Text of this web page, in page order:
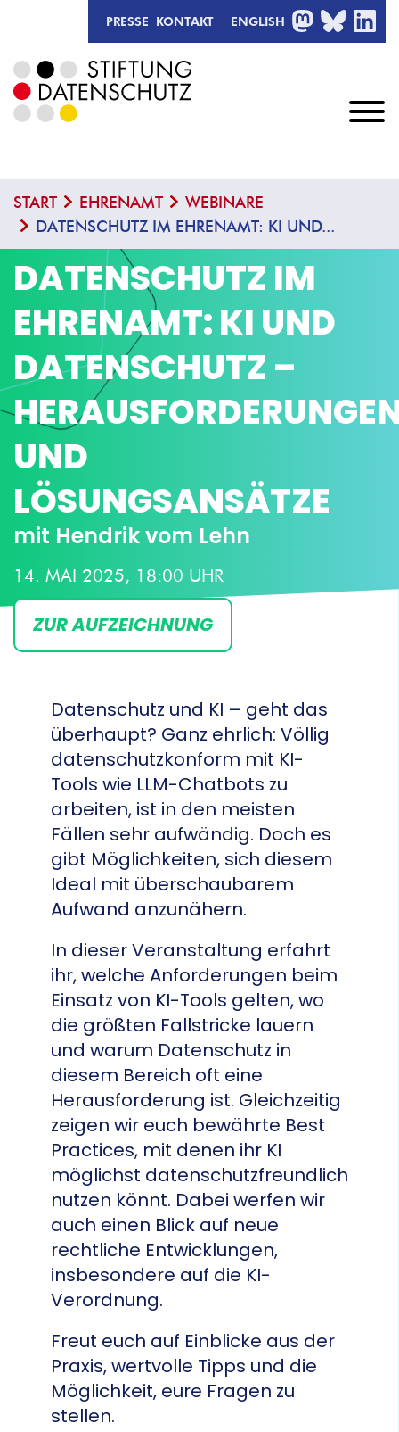
PRESSE KONTAKT ENGLISH MASTODON
BLUESKY
START EHRENAMT
WEBINARE
DATENSCHUTZ IM EHRENAMT: KI UND...
DATENSCHUTZ IM
EHRENAMT: KI UND
DATENSCHUTZ –
UND
LÖSUNGSANSÄTZE
mit Hendrik vom Lehn
14. MAI 2025, 18:00 UHR
ZUR AUFZEICHNUNG
Datenschutz und KI – geht das
überhaupt? Ganz ehrlich: Völlig
datenschutzkonform mit KI-
Tools wie LLM-Chatbots zu
arbeiten, ist in den meisten
Fällen sehr aufwändig. Doch es
gibt Möglichkeiten, sich diesem
Ideal mit überschaubarem
Aufwand anzunähern.
In dieser Veranstaltung erfahrt
ihr, welche Anforderungen beim
Einsatz von KI-Tools gelten, wo
die größten Fallstricke lauern
und warum Datenschutz in
diesem Bereich oft eine
Herausforderung ist. Gleichzeitig
zeigen wir euch bewährte Best
Practices, mit denen ihr KI
möglichst datenschutzfreundlich
nutzen könnt. Dabei werfen wir
auch einen Blick auf neue
rechtliche Entwicklungen,
insbesondere auf die KI-
Verordnung.
Freut euch auf Einblicke aus der
Praxis, wertvolle Tipps und die
Möglichkeit, eure Fragen zu
stellen.